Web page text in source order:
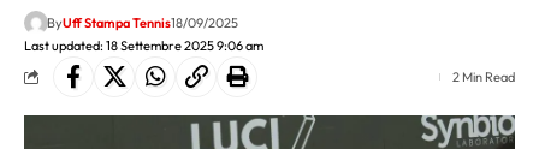
Last updated: 18 Settembre 2025 9:06 am
ByUff Stampa Tennis18/09/2025
2 Min Read